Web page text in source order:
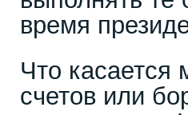
время
Что касается
счетов или